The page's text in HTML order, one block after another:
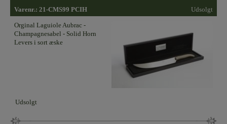
Varenr.: 21-CMS99 PCIH Udsolgt
Orginal Laguiole Aubrac -
Champagnesabel - Solid Horn
Levers i sort æske
Udsolgt